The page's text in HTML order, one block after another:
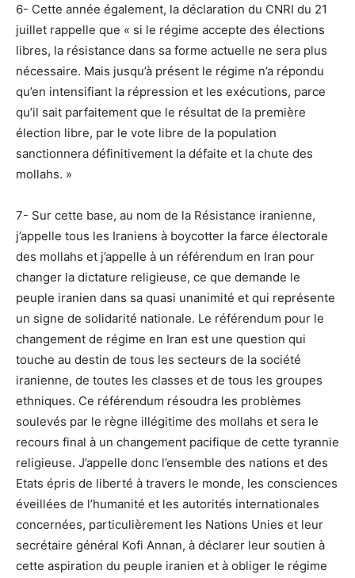
6- Cette année également, la déclaration du CNRI du 21
juillet rappelle que « si le régime accepte des élections
libres, la résistance dans sa forme actuelle ne sera plus
nécessaire. Mais jusqu’à présent le régime n’a répondu
qu’en intensifiant la répression et les exécutions, parce
qu’il sait parfaitement que le résultat de la première
élection libre, par le vote libre de la population
sanctionnera définitivement la défaite et la chute des
mollahs. »
7- Sur cette base, au nom de la Résistance iranienne,
j’appelle tous les Iraniens à boycotter la farce électorale
des mollahs et j’appelle à un référendum en Iran pour
changer la dictature religieuse, ce que demande le
peuple iranien dans sa quasi unanimité et qui représente
un signe de solidarité nationale. Le référendum pour le
changement de régime en Iran est une question qui
touche au destin de tous les secteurs de la société
iranienne, de toutes les classes et de tous les groupes
ethniques. Ce référendum résoudra les problèmes
soulevés par le règne illégitime des mollahs et sera le
recours final à un changement pacifique de cette tyrannie
religieuse. J’appelle donc l’ensemble des nations et des
Etats épris de liberté à travers le monde, les consciences
éveillées de l’humanité et les autorités internationales
concernées, particulièrement les Nations Unies et leur
secrétaire général Kofi Annan, à déclarer leur soutien à
cette aspiration du peuple iranien et à obliger le régime